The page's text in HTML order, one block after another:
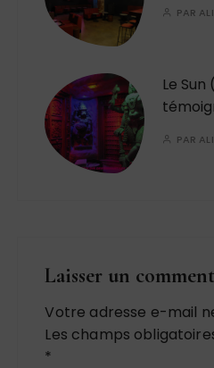
PAR
Le
PAR
Laisser un
Votre adresse e-mail
Les champs
*